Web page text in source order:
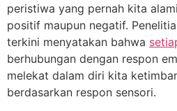
peristiwa yang pernah kita
positif maupun negatif.
terkini menyatakan bahwa
berhubungan dengan respon
melekat dalam diri kita
berdasarkan respon sensori.